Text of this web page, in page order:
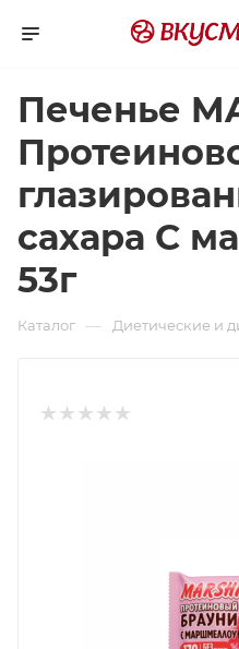
Печенье
сахара С
53г
Каталог — Диетические и